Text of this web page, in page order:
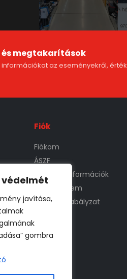
javítása,
gombra
megtakarítások
az eseményekről,
Fiók
Fiókom
ÁSZF
Szállítási információk
Adatvédelem
Visszáruszabályzat